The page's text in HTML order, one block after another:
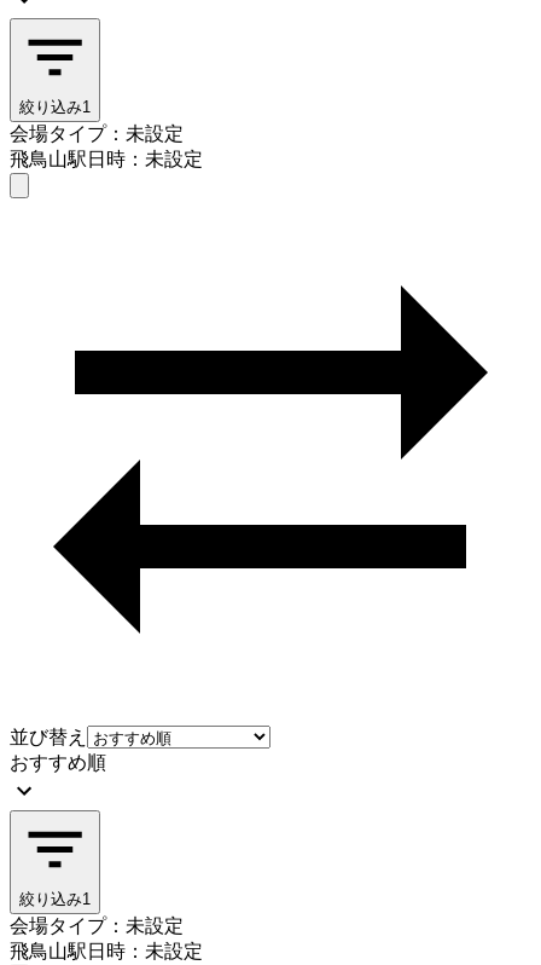
絞り込み1
会場タイプ：未設定
飛鳥山駅日時：未設定
並び替え
おすすめ順
絞り込み1
会場タイプ：未設定
飛鳥山駅日時：未設定